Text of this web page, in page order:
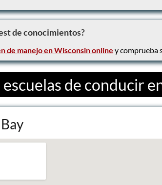
de conocimientos?
de manejo en Wisconsin online y comprueba
escuelas de conducir